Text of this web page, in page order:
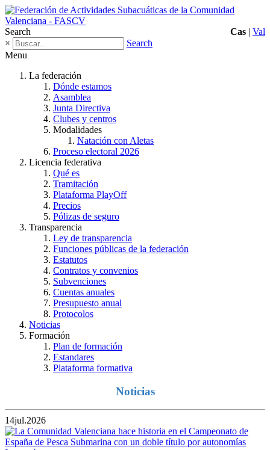
Search Cas | Val
×
Search
Menu
La federación
Dónde estamos
Asamblea
Junta Directiva
Clubes y centros
Modalidades
Natación con Aletas
Proceso electoral 2026
Licencia federativa
Qué es
Tramitación
Plataforma PlayOff
Precios
Pólizas de seguro
Transparencia
Ley de transparencia
Funciones públicas de la federación
Estatutos
Contratos y convenios
Subvenciones
Cuentas anuales
Presupuesto anual
Protocolos
Noticias
Formación
Plan de formación
Estandares
Plataforma formativa
Noticias
14jul.2026